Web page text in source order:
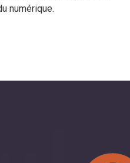
numérique.